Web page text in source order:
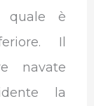
quale è
Il
navate
la